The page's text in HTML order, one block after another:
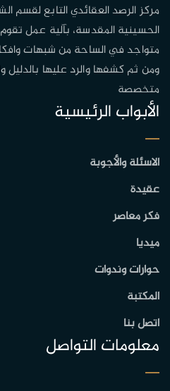
مركز الرصد العقائدي التابع لقسم
الحسينية المقدسة، بآلية عمل
متواجد في الساحة من شبهات
ومن ثم كشفها والرد عليها بالدليل
متخصصة
الأبواب الرئيسية
الاسئلة والأجوبة
عقيدة
فكر معاصر
ميديا
حوارات وندوات
المكتبة
اتصل بنا
معلومات التواصل